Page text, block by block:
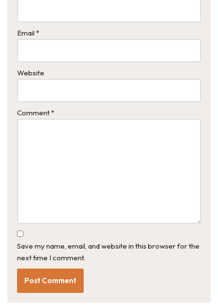
Email *
Website
Comment*
Save my name, email, and website in this browser for the
next time I comment.